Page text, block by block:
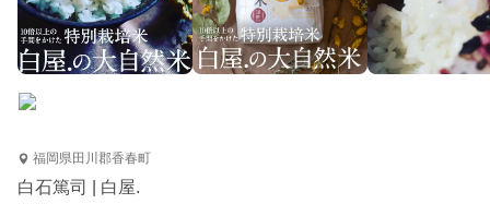
福岡県田川郡香春町
白石篤司 | 白屋.